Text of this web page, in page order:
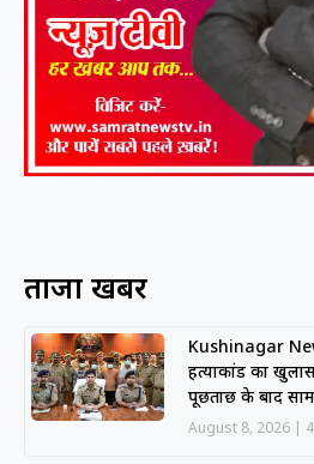
ताजा खबरें
Kushinagar
हत्याकांड का
पूछताछ के बाद
August 8, 2026